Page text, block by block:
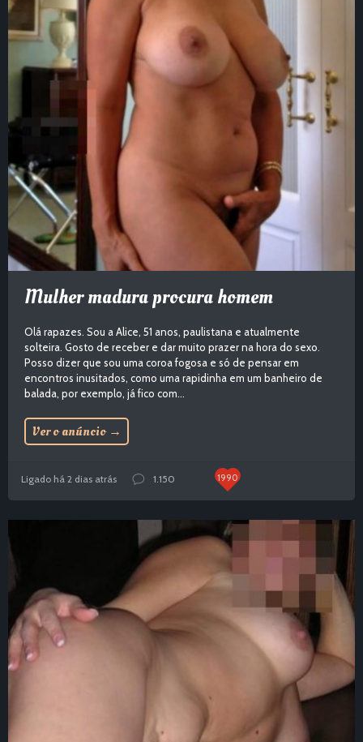
Mulher madura procura homem
Olá rapazes. Sou a Alice, 51 anos, paulistana e atualmente
solteira. Gosto de receber e dar muito prazer na hora do sexo.
Posso dizer que sou uma coroa fogosa e só de pensar em
encontros inusitados, como uma rapidinha em um banheiro de
balada, por exemplo, já fico com...
Ver o anúncio →
Ligado há 2 dias atrás 1.150 1990